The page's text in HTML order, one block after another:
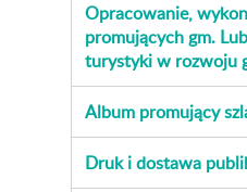
Opracowanie,
promujących gm.
turystyki w rozwoju
Album promujący
Druk i dostawa